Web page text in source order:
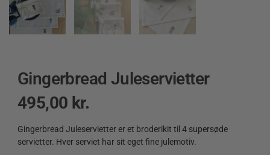
Gingerbread Juleservietter
495,00 kr.
Gingerbread Juleservietter er et broderikit til 4 supersøde
servietter. Hver serviet har sit eget fine julemotiv.